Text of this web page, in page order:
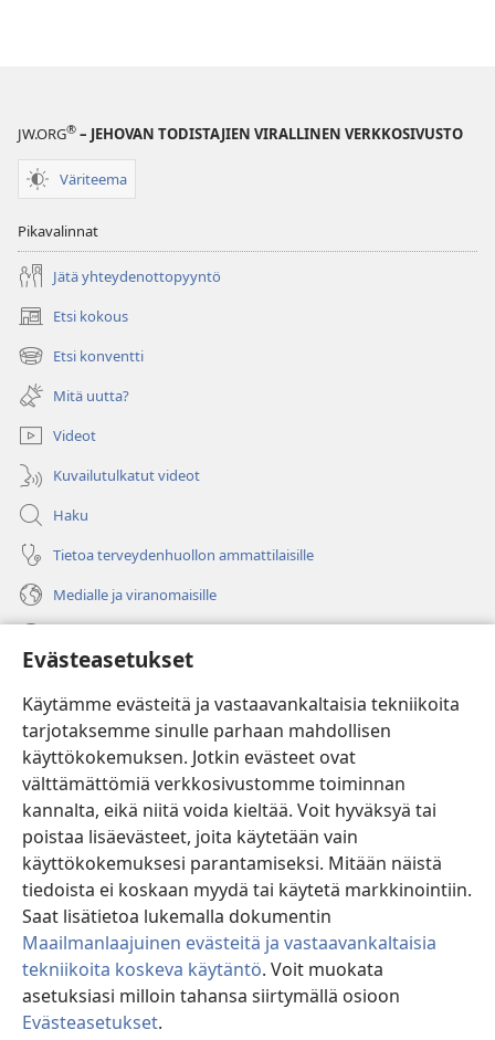
Evästeasetukset
Käytämme evästeitä ja vastaavankaltaisia tekniikoita
tarjotaksemme sinulle parhaan mahdollisen
käyttökokemuksen. Jotkin evästeet ovat
välttämättömiä verkkosivustomme toiminnan
kannalta, eikä niitä voida kieltää. Voit hyväksyä tai
poistaa lisäevästeet, joita käytetään vain
käyttökokemuksesi parantamiseksi. Mitään näistä
tiedoista ei koskaan myydä tai käytetä markkinointiin.
Saat lisätietoa lukemalla dokumentin
Maailmanlaajuinen evästeitä ja vastaavankaltaisia
tekniikoita koskeva käytäntö. Voit muokata
asetuksiasi milloin tahansa siirtymällä osioon
Evästeasetukset.
JW.ORG® – JEHOVAN TODISTAJIEN VIRALLINEN VERKKOSIVUSTO
Väriteema
Pikavalinnat
Jätä yhteydenottopyyntö
Etsi kokous
(avaa
uuden
ikkunan)
Etsi konventti
(avaa
uuden
ikkunan)
Mitä uutta?
Videot
Kuvailutulkatut videot
Haku
Tietoa terveydenhuollon ammattilaisille
Medialle ja viranomaisille
(avaa
uuden
ikkunan)Vartiotornin VERKKOKIRJASTO
(avaa
uuden
ikkunan)JW Hub ®
(avaa
uuden
ikkunan)
®
Watchtower Library
Copyright
© 2026 Watch Tower Bible and Tract Society of Pennsylvania.
KÄYTTÖEHDOT|TIETOSUOJAKÄYTÄNTÖ